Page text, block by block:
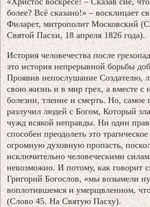
более? Всё сказано!» – восклицает
Филарет, митрополит Московский
Святой Пасхи, 18 апреля 1826 года).
История человечества после
это история непрерывной борьбы
Проявив непослушание Создателю,
свою жизнь и в мир грех, а вместе с
болезни, тление и смерть. Но, самое
разлучил людей с Богом, Который
чужд всякой неправды. Ни один
способен преодолеть это
огромную духовную пропасть,
исключительно человеческими
невозможно. И потому, как говорит
Григорий Богослов, «мы возымели
воплотившемся и умерщвленном,
(Слово 45. На Святую Пасху).